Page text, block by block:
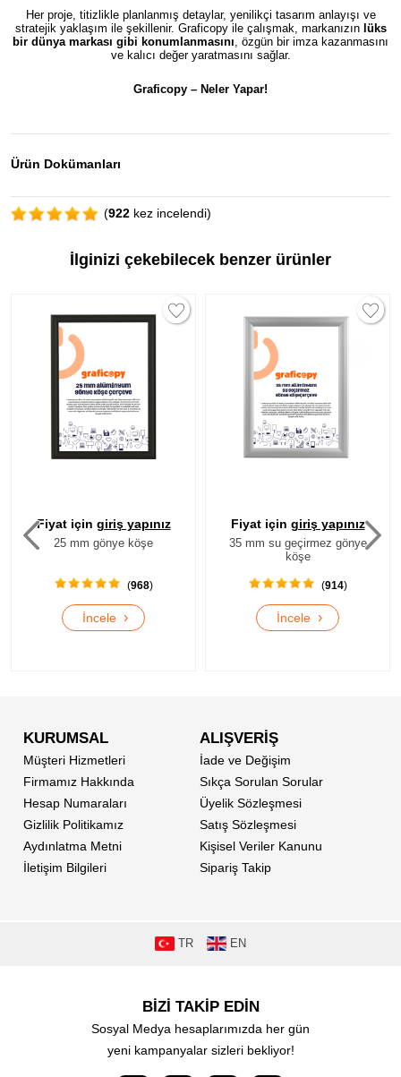
Her proje, titizlikle planlanmış detaylar, yenilikçi tasarım anlayışı ve
stratejik yaklaşım ile şekillenir. Graficopy ile çalışmak, markanızın lüks
bir dünya markası gibi konumlanmasını, özgün bir imza kazanmasını
ve kalıcı değer yaratmasını sağlar.
Graficopy – Neler Yapar!
Ürün Dokümanları
(922 kez incelendi)
İlginizi çekebilecek benzer ürünler
içingiriş yapınız
25 mm gönye köşe
(968)
İncele ›
Fiyat içingiriş yapınız
35 mm su geçirmez gönye
(914)
İncele ›
KURUMSAL
Müşteri Hizmetleri
Firmamız Hakkında
Hesap Numaraları
Gizlilik Politikamız
Aydınlatma Metni
İletişim Bilgileri
ALIŞVERİŞ
İade ve Değişim
Sıkça Sorulan Sorular
Üyelik Sözleşmesi
Satış Sözleşmesi
Kişisel Veriler Kanunu
Sipariş Takip
TR EN
BİZİ TAKİP EDİN
Sosyal Medya hesaplarımızda her gün
yeni kampanyalar sizleri bekliyor!